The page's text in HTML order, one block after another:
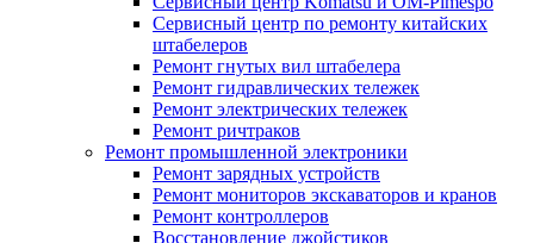
Сервисный центр по ремонту китайских
штабелеров
Ремонт гнутых вил штабелера
Ремонт гидравлических тележек
Ремонт электрических тележек
Ремонт ричтраков
Ремонт промышленной электроники
Ремонт зарядных устройств
Ремонт мониторов экскаваторов и кранов
Ремонт контроллеров
Восстановление джойстиков